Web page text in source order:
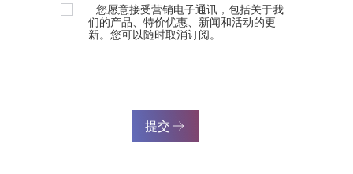
您愿意接受营销电子通讯，包括关于我
们的产品、特价优惠、新闻和活动的更
新。您可以随时取消订阅。
提交